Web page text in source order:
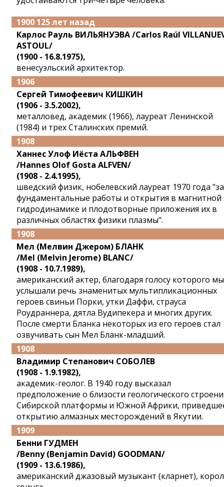
1900 125 лет назад
Карлос Рауль ВИЛЬЯНУЭВА /Carlos Raúl
ASTOUL/
(1900 - 16.8.1975),
венесуэльский архитектор.
1906
Сергей Тимофеевич КИШКИН
(1906 - 3.5.2002),
металловед, академик (1966), лауреат Ленинской
(1984) и трех Сталинских премий.
1908
Ханнес Улоф Иёста АЛЬФВЕН
/Hannes Olof Gosta ALFVEN/
(1908 - 2.4.1995),
шведский физик, нобелевский лауреат 1970 года "за
фундаментальные работы и открытия в магнитной
гидродинамике и плодотворные приложения их в
различных областях физики плазмы".
1908
Мел (Мелвин Джером) БЛАНК
/Mel (Melvin Jerome) BLANC/
(1908 - 10.7.1989),
американский актер, благодаря голосу которого мы
услышали речь знаменитых мультипликационных
героев свиньи Порки, утки Даффи, страуса
Роудраннера, дятла Вудипекера и многих других.
После смерти Бланка некоторых из его героев стал
озвучивать сын Мел Бланк-младший.
1908
Владимир Степанович СОБОЛЕВ
(1908 - 1.9.1982),
академик-геолог. В 1940 году высказал
предположение о близости геологического
Сибирской платформы и Южной Африки,
открытию алмазных месторождений в Якутии.
1909
Бенни ГУДМЕН
/Benny (Benjamin David) GOODMAN/
(1909 - 13.6.1986),
американский джазовый музыкант (кларнет),